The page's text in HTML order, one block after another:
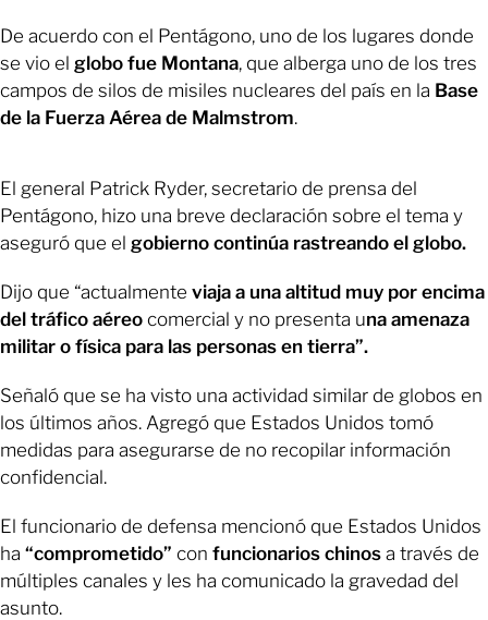
De acuerdo con el Pentágono, uno de los lugares donde
se vio el globo fue Montana, que alberga uno de los tres
campos de silos de misiles nucleares del país en la Base
de la Fuerza Aérea de Malmstrom.
El general Patrick Ryder, secretario de prensa del
Pentágono, hizo una breve declaración sobre el tema y
aseguró que el gobierno continúa rastreando el globo.
Dijo que “actualmente viaja a una altitud muy por encima
del tráfico aéreo comercial y no presenta una amenaza
militar o física para las personas en tierra”.
Señaló que se ha visto una actividad similar de globos en
los últimos años. Agregó que Estados Unidos tomó
medidas para asegurarse de no recopilar información
confidencial.
El funcionario de defensa mencionó que Estados Unidos
ha “comprometido” con funcionarios chinos a través de
múltiples canales y les ha comunicado la gravedad del
asunto.